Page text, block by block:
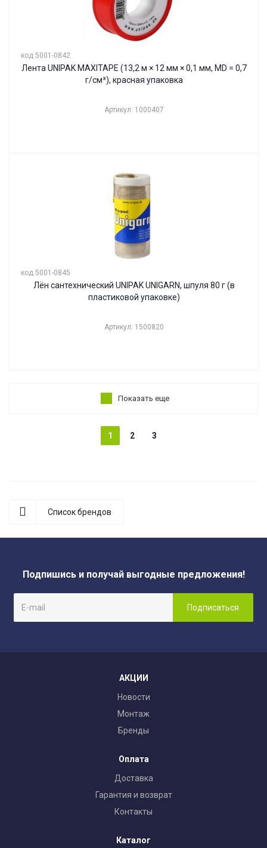
код 5001-0842
Лента UNIPAK MAXITAPE (13,2 м × 12 мм × 0,1 мм, MD = 0,7
г/см³), красная упаковка
Артикул: 1000407
код 5001-0845
Лён сантехнический UNIPAK UNIGARN, шпуля 80 г (в
пластиковой упаковке)
Артикул: 1500820
Показать еще
1 2 3
Список брендов
Подпишись и получай выгодные предложения!
АКЦИИ
Новости
Монтаж
Бренды
Оплата
Доставка
Гарантия и возврат
Контакты
Каталог